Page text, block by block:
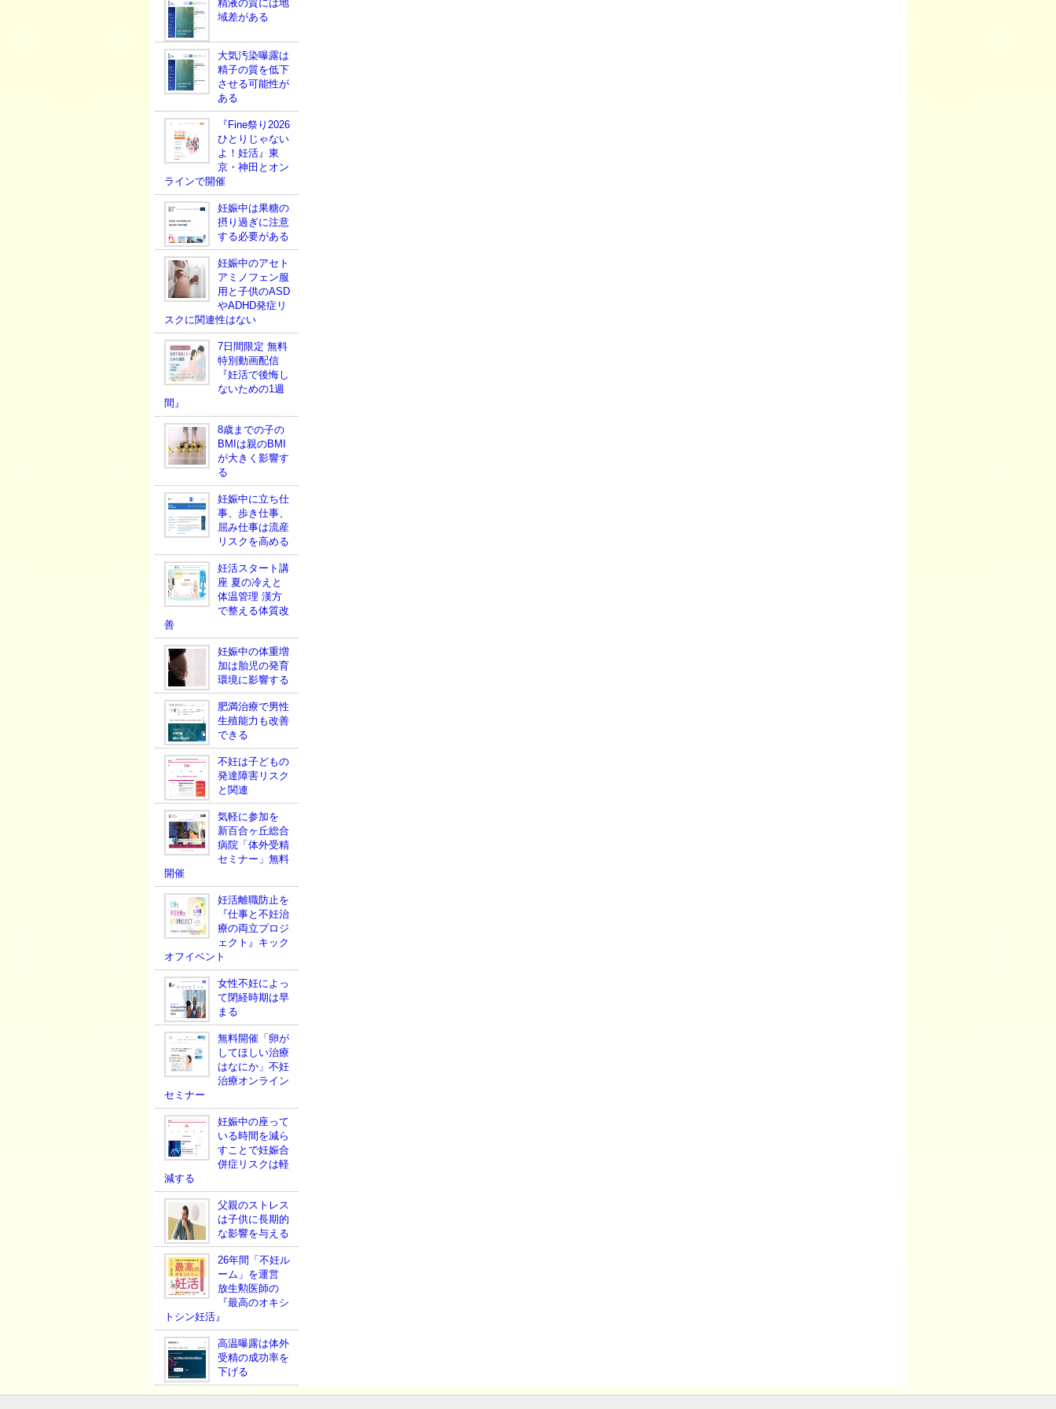
精液の質には地
域差がある
大気汚染曝露は
精子の質を低下
させる可能性が
ある
『Fine祭り2026
ひとりじゃない
よ！妊活』東
京・神田とオン
ラインで開催
妊娠中は果糖の
摂り過ぎに注意
する必要がある
妊娠中のアセト
アミノフェン服
用と子供のASD
やADHD発症リ
スクに関連性はない
7日間限定 無料
特別動画配信
『妊活で後悔し
ないための1週
間』
8歳までの子の
BMIは親のBMI
が大きく影響す
る
妊娠中に立ち仕
事、歩き仕事、
屈み仕事は流産
リスクを高める
妊活スタート講
座 夏の冷えと
体温管理 漢方
で整える体質改
善
妊娠中の体重増
加は胎児の発育
環境に影響する
肥満治療で男性
生殖能力も改善
できる
不妊は子どもの
発達障害リスク
と関連
気軽に参加を
新百合ヶ丘総合
病院「体外受精
セミナー」無料
開催
妊活離職防止を
『仕事と不妊治
療の両立プロジ
ェクト』キック
オフイベント
女性不妊によっ
て閉経時期は早
まる
無料開催「卵が
してほしい治療
はなにか」不妊
治療オンライン
セミナー
妊娠中の座って
いる時間を減ら
すことで妊娠合
併症リスクは軽
減する
父親のストレス
は子供に長期的
な影響を与える
26年間「不妊ル
ーム」を運営
放生勲医師の
『最高のオキシ
トシン妊活』
高温曝露は体外
受精の成功率を
下げる